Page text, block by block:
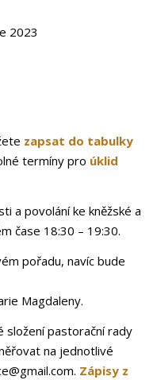
2023
zapsat do tabulky
termíny pro úklid
a povolání ke kněžské a
čase 18:30 – 19:30.
pořadu, navíc bude
Magdaleny.
složení pastorační rady
na jednotlivé
Zápisy z